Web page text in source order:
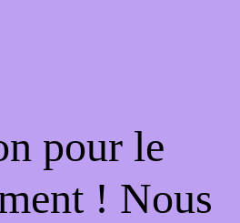
pour le
! Nous